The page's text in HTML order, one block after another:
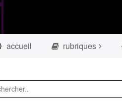
accueil rubriques